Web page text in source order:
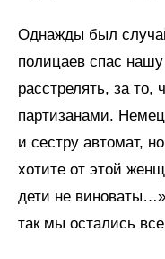
Однажды был
полицаев спас
расстрелять, за то,
партизанами.
и сестру автомат,
хотите от этой
дети не
так мы остались